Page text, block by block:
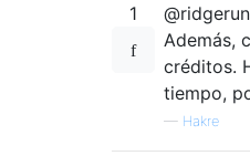
1
Además,
créditos.
tiempo,
— Hakre